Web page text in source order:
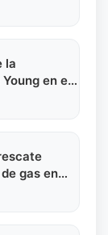
la
en el
su
gas en